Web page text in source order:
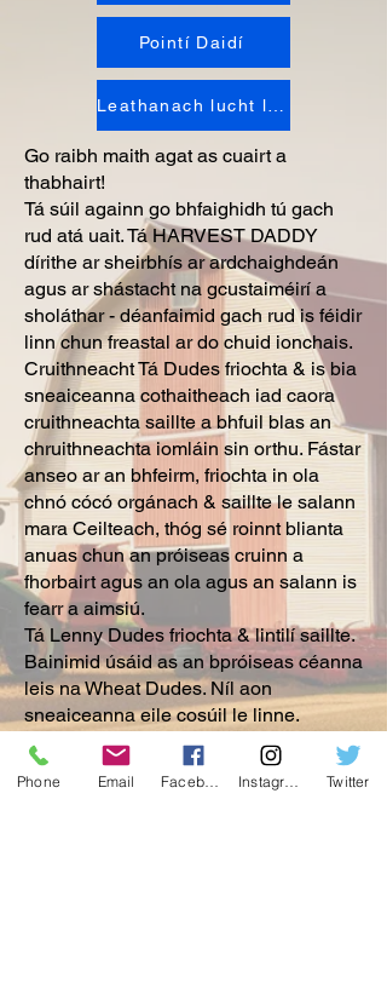
Pointí Daidí
Go raibh maith agat as cuairt a
thabhairt!
Tá súil againn go bhfaighidh tú gach
rud atá uait. Tá HARVEST DADDY
dírithe ar sheirbhís ar ardchaighdeán
agus ar shástacht na gcustaiméirí a
sholáthar - déanfaimid gach rud is féidir
linn chun freastal ar do chuid ionchais.
Cruithneacht Tá Dudes friochta & is bia
sneaiceanna cothaitheach iad caora
cruithneachta saillte a bhfuil blas an
chruithneachta iomláin sin orthu. Fástar
anseo ar an bhfeirm, friochta in ola
chnó cócó orgánach & saillte le salann
mara Ceilteach, thóg sé roinnt blianta
anuas chun an próiseas cruinn a
fhorbairt agus an ola agus an salann is
fearr a aimsiú.
Tá Lenny Dudes friochta & lintilí saillte.
Bainimid úsáid as an bpróiseas céanna
leis na Wheat Dudes. Níl aon
sneaiceanna eile cosúil le linne.
Le héagsúlacht tairiscintí le roghnú
acu, táimid cinnte go mbeidh tú sásta
oibriú linn. Breathnaigh thart ar ár
Phone Email Twitter